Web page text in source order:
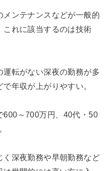
ンテナンスなどが一般的
これに該当するのは技術
転がない深夜の勤務が多
年収が上がりやすい。
600～700万円、40代・50
深夜勤務や早朝勤務など